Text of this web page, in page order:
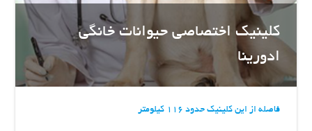
کلینیک اختصاصی حیوانات خانگی
ادورینا
فاصله از این کلینیک حدود 116 کیلومتر